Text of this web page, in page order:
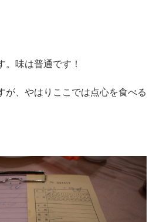
。味は普通です！
が、やはりここでは点心を食べる